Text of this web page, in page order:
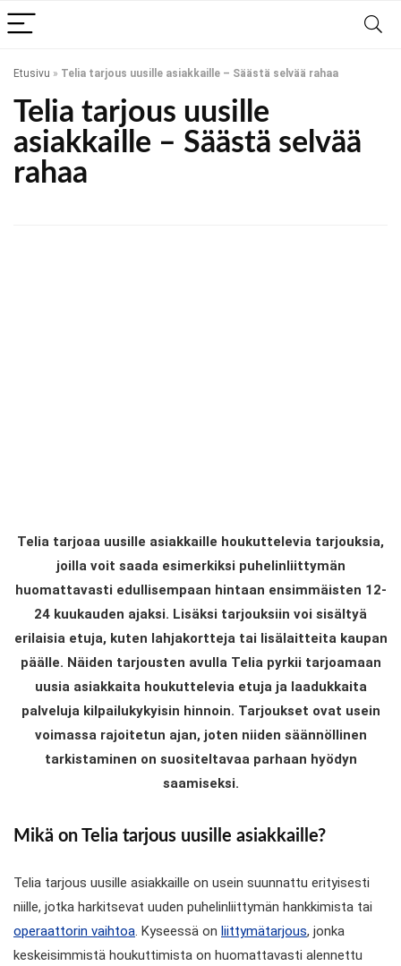
Etusivu » Telia tarjous uusille asiakkaille – Säästä selvää rahaa
Telia tarjous uusille
asiakkaille – Säästä selvää
rahaa
Telia tarjoaa uusille asiakkaille houkuttelevia tarjouksia,
joilla voit saada esimerkiksi puhelinliittymän
huomattavasti edullisempaan hintaan ensimmäisten 12-
24 kuukauden ajaksi. Lisäksi tarjouksiin voi sisältyä
erilaisia etuja, kuten lahjakortteja tai lisälaitteita kaupan
päälle. Näiden tarjousten avulla Telia pyrkii tarjoamaan
uusia asiakkaita houkuttelevia etuja ja laadukkaita
palveluja kilpailukykyisin hinnoin. Tarjoukset ovat usein
voimassa rajoitetun ajan, joten niiden säännöllinen
tarkistaminen on suositeltavaa parhaan hyödyn
saamiseksi.
Mikä on Telia tarjous uusille asiakkaille?
Telia tarjous uusille asiakkaille on usein suunnattu erityisesti
niille, jotka harkitsevat uuden puhelinliittymän hankkimista tai
operaattorin vaihtoa. Kyseessä on liittymätarjous, jonka
keskeisimmistä houkuttimista on huomattavasti alennettu